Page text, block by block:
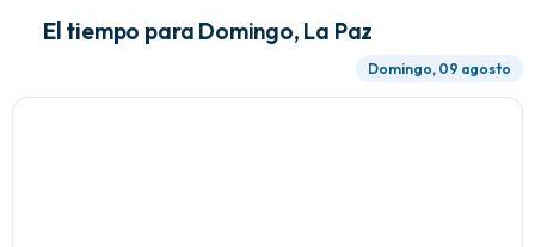
El tiempo para Domingo, La Paz
Domingo, 09 agosto